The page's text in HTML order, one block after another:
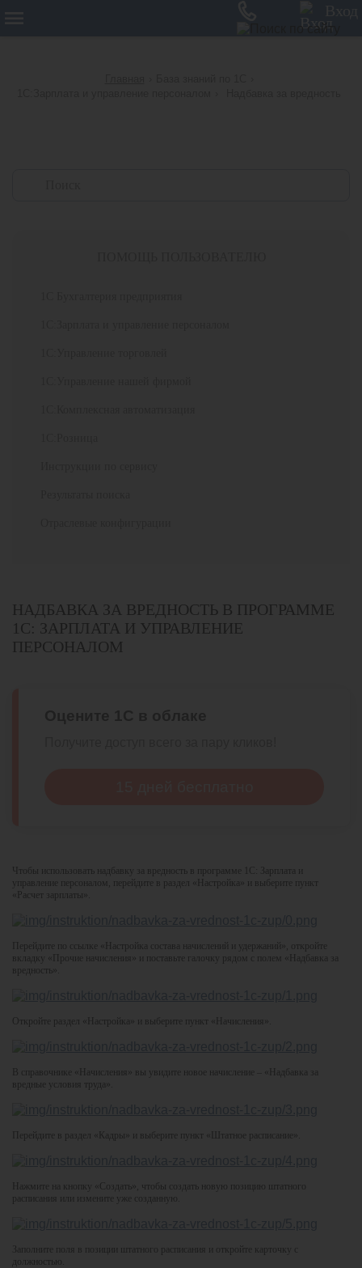
НАДБАВКА ЗА ВРЕДНОСТЬ В ПРОГРАММЕ
1С: ЗАРПЛАТА И УПРАВЛЕНИЕ
ПЕРСОНАЛОМ
Чтобы использовать надбавку за вредность в программе 1С: Зарплата и
управление персоналом, перейдите в раздел «Настройка» и выберите пункт
«Расчет зарплаты».
Перейдите по ссылке «Настройка состава начислений и удержаний», откройте
вкладку «Прочие начисления» и поставьте галочку рядом с полем «Надбавка за
вредность».
Откройте раздел «Настройка» и выберите пункт «Начисления».
В справочнике «Начисления» вы увидите новое начисление – «Надбавка за
вредные условия труда».
Перейдите в раздел «Кадры» и выберите пункт «Штатное расписание».
Нажмите на кнопку «Создать», чтобы создать новую позицию штатного
расписания или измените уже созданную.
Заполните поля в позиции штатного расписания и откройте карточку с
должностью.